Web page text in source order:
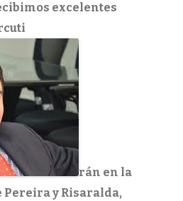
excelentes
rán en la
y Risaralda,